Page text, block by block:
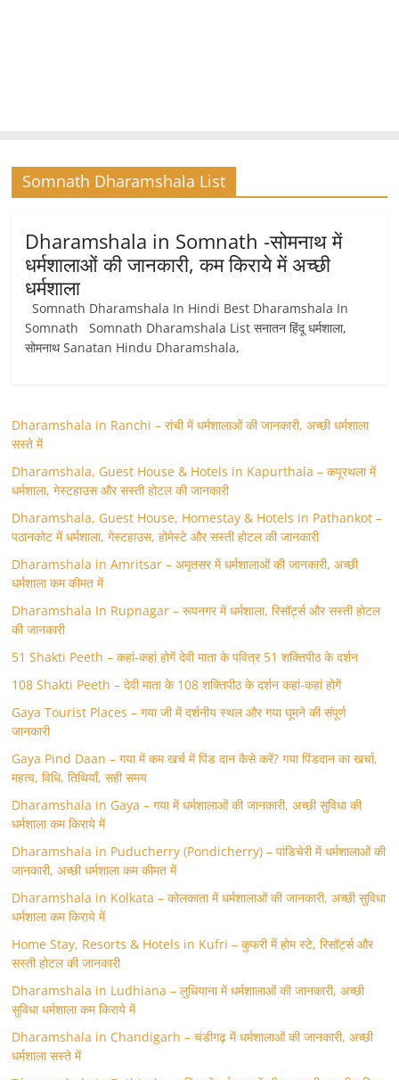
Somnath Dharamshala List
Dharamshala in Somnath -सोमनाथ में
धर्मशालाओं की जानकारी, कम किराये में अच्छी
धर्मशाला
Somnath Dharamshala In Hindi Best Dharamshala In
Somnath Somnath Dharamshala List सनातन हिंदू धर्मशाला,
सोमनाथ Sanatan Hindu Dharamshala,
Dharamshala in Ranchi – रांची में धर्मशालाओं की जानकारी, अच्छी धर्मशाला
सस्ते में
Dharamshala, Guest House & Hotels in Kapurthala – कपूरथला में
धर्मशाला, गेस्टहाउस और सस्ती होटल की जानकारी
Dharamshala, Guest House, Homestay & Hotels in Pathankot –
पठानकोट में धर्मशाला, गेस्टहाउस, होमेस्टे और सस्ती होटल की जानकारी
Dharamshala in Amritsar – अमृतसर में धर्मशालाओं की जानकारी, अच्छी
धर्मशाला कम कीमत में
Dharamshala In Rupnagar – रूपनगर में धर्मशाला, रिसॉर्ट्स और सस्ती होटल
की जानकारी
51 Shakti Peeth – कहां-कहां होगें देवी माता के पवित्र 51 शक्तिपीठ के दर्शन
108 Shakti Peeth – देवी माता के 108 शक्तिपीठ के दर्शन कहां-कहां होगें
Gaya Tourist Places – गया जी में दर्शनीय स्थल और गया घूमने की संपूर्ण
जानकारी
Gaya Pind Daan – गया में कम खर्च में पिंड दान कैसे करें? गया पिंडदान का खर्चा,
महत्व, विधि, तिथियाँ, सही समय
Dharamshala in Gaya – गया में धर्मशालाओं की जानकारी, अच्छी सुविधा की
धर्मशाला कम किराये में
Dharamshala in Puducherry (Pondicherry) – पांडिचेरी में धर्मशालाओं की
जानकारी, अच्छी धर्मशाला कम कीमत में
Dharamshala in Kolkata – कोलकाता में धर्मशालाओं की जानकारी, अच्छी सुविधा
धर्मशाला कम किराये में
Home Stay, Resorts & Hotels in Kufri – कुफरी में होम स्‍टे, रिसॉर्ट्स और
सस्ती होटल की जानकारी
Dharamshala in Ludhiana – लुधियाना में धर्मशालाओं की जानकारी, अच्छी
सुविधा धर्मशाला कम किराये में
Dharamshala in Chandigarh – चंडीगढ़ में धर्मशालाओं की जानकारी, अच्छी
धर्मशाला सस्ते में